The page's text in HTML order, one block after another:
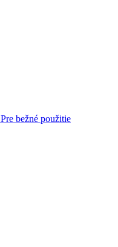
Pre bežné použitie